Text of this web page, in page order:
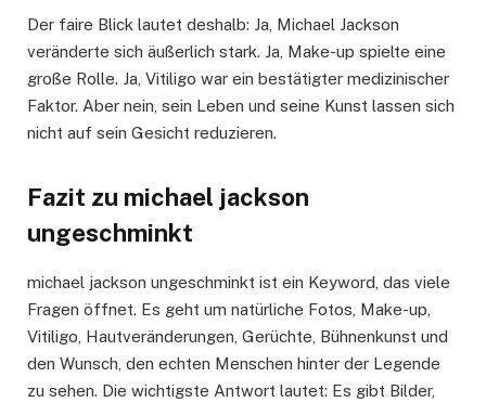
Der faire Blick lautet deshalb: Ja, Michael Jackson
veränderte sich äußerlich stark. Ja, Make-up spielte eine
große Rolle. Ja, Vitiligo war ein bestätigter medizinischer
Faktor. Aber nein, sein Leben und seine Kunst lassen sich
nicht auf sein Gesicht reduzieren.
Fazit zu michael jackson
ungeschminkt
michael jackson ungeschminkt ist ein Keyword, das viele
Fragen öffnet. Es geht um natürliche Fotos, Make-up,
Vitiligo, Hautveränderungen, Gerüchte, Bühnenkunst und
den Wunsch, den echten Menschen hinter der Legende
zu sehen. Die wichtigste Antwort lautet: Es gibt Bilder,